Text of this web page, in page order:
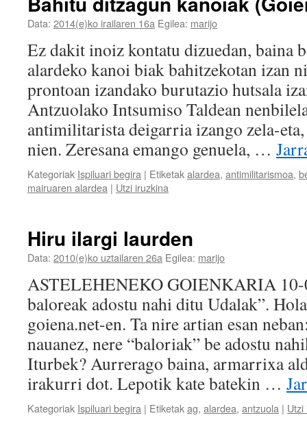
Data: 2014(e)ko irailaren 16a Egilea: marijo
Ez dakit inoiz kontatu dizuedan, baina
alardeko kanoi biak bahitzekotan izan
prontoan izandako burutazio hutsala
Antzuolako Intsumiso Taldean
antimilitarista deigarria izango zela-
nien. Zeresana emango genuela, …
Kategoriak Ispiluari begira | Etiketakalardea, antimilitarismoa,
mairuaren alardea | Utzi iruzkina
Hiru ilargi laurden
Data: 2010(e)ko uztailaren 26a Egilea: marijo
ASTELEHENEKO GOIENKARIA
baloreak adostu nahi ditu Udalak”.
goiena.net-en. Ta nire artian esan
nauanez, nere “baloriak” be adostu
Iturbek? Aurrerago baina, armarrixa
irakurri dot. Lepotik kate batekin …
Kategoriak Ispiluari begira | Etiketakag, alardea, antzuola | Utzi